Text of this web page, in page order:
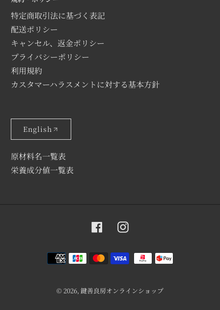
特定商取引法に基づく表記
配送ポリシー
キャンセル、返金ポリシー
プライバシーポリシー
利用規約
カスタマーハラスメントに対する基本方針
English
原材料名一覧表
栄養成分値一覧表
FacebookInstagram
決
済
法
© 2026, 鍵善良房オンラインショップ